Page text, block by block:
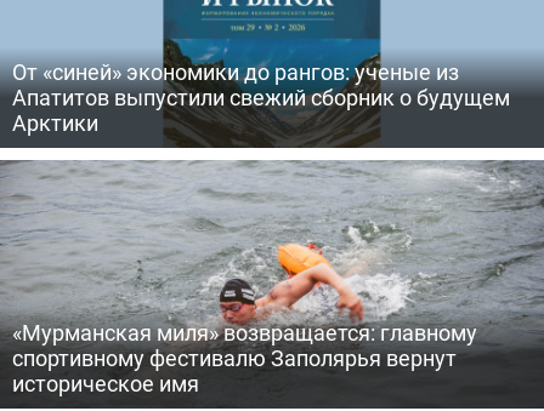
От «синей» экономики до рангов: ученые из
Апатитов выпустили свежий сборник о будущем
Арктики
«Мурманская миля» возвращается: главному
спортивному фестивалю Заполярья вернут
историческое имя